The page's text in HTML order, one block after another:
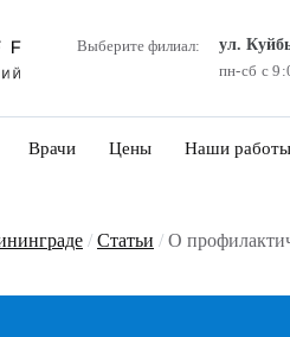
Выберите филиал:
ул.
пн-сб с
Врачи Цены Наши работы
/ Статьи / О